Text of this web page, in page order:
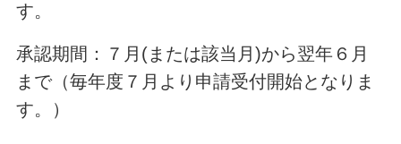
す。
承認期間：７月(または該当月)から翌年６月
まで（毎年度７月より申請受付開始となりま
す。）